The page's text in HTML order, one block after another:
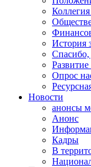
История
Спасибо,
Развитие
Опрос
Новости
анонсы
Анонс
Кадры
В